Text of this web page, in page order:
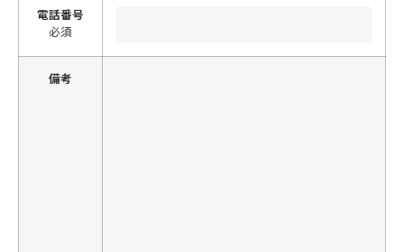
電話番号
必須
備考